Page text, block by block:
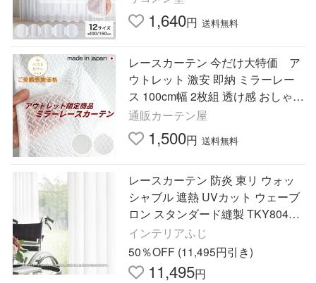
ット おしゃれ
1,640円 送料無料
レースカーテン 今だけ大特価 ア
ウトレット 激安 即納 ミラーレー
ス 100cm幅 2枚組 透け感 おしゃれ
UVカット 快適 新生活 ＵＶカット
紫外線カット シンプル
通販カーテン屋
1,500円 送料無料
レースカーテン 防炎 東リ ウォッ
シャブル 遮熱 UVカット ウェーブ
ロン スタンダード縫製 TKY80436
巾134〜200cmX丈181〜200cmま
で
インテリアふじ
50％OFF (11,495円引き)
11,495円